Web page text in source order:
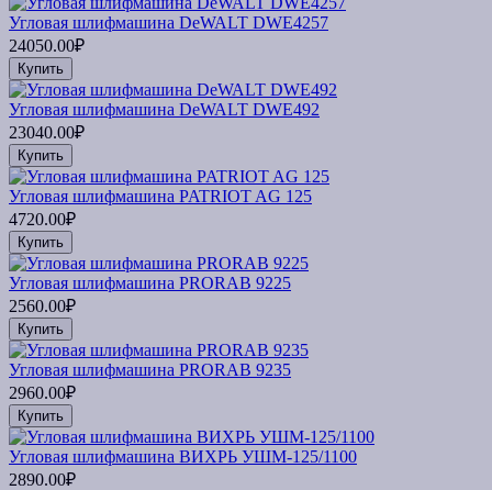
Угловая шлифмашина DeWALT DWE4257
24050.00₽
Купить
Угловая шлифмашина DeWALT DWE492
23040.00₽
Купить
Угловая шлифмашина PATRIOT AG 125
4720.00₽
Купить
Угловая шлифмашина PRORAB 9225
2560.00₽
Купить
Угловая шлифмашина PRORAB 9235
2960.00₽
Купить
Угловая шлифмашина ВИХРЬ УШМ-125/1100
2890.00₽